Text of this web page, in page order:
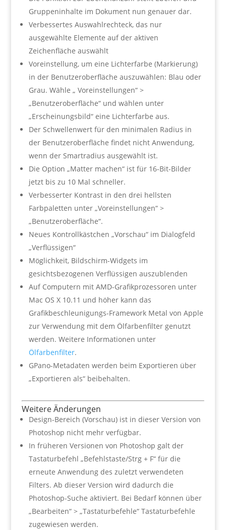
Gruppeninhalte im Dokument nun genauer dar.
Verbessertes Auswahlrechteck, das nur
ausgewählte Elemente auf der aktiven
Zeichenfläche auswählt
Voreinstellung, um eine Lichterfarbe (Markierung)
in der Benutzeroberfläche auszuwählen: Blau oder
Grau. Wähle „ Voreinstellungen“ >
„Benutzeroberfläche“ und wählen unter
„Erscheinungsbild“ eine Lichterfarbe aus.
Der Schwellenwert für den minimalen Radius in
der Benutzeroberfläche findet nicht Anwendung,
wenn der Smartradius ausgewählt ist.
Die Option „Matter machen“ ist für 16-Bit-Bilder
jetzt bis zu 10 Mal schneller.
Verbesserter Kontrast in den drei hellsten
Farbpaletten unter „Voreinstellungen“ >
„Benutzeroberfläche“.
Neues Kontrollkästchen „Vorschau“ im Dialogfeld
„Verflüssigen“
Möglichkeit, Bildschirm-Widgets im
gesichtsbezogenen Verflüssigen auszublenden
Auf Computern mit AMD-Grafikprozessoren unter
Mac OS X 10.11 und höher kann das
Grafikbeschleunigungs-Framework Metal von Apple
zur Verwendung mit dem Ölfarbenfiltergenutzt
werden. Weitere Informationen unter
Ölfarbenfilter.
GPano-Metadaten werden beim Exportieren über
„Exportieren als“ beibehalten.
Weitere Änderungen
Design-Bereich (Vorschau) ist in dieser Version von
Photoshop nicht mehr verfügbar.
In früheren Versionen von Photoshop galt der
Tastaturbefehl „Befehlstaste/Strg + F“ für die
erneute Anwendung des zuletzt verwendeten
Filters. Ab dieser Version wird dadurch die
Photoshop-Suche aktiviert. Bei Bedarf können über
„Bearbeiten“ > „Tastaturbefehle“Tastaturbefehle
zugewiesen werden.